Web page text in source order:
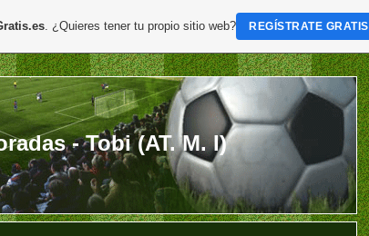
- Tobi (AT. M. I)
. ¿Quieres tener tu propio sitio web? REGÍSTRATE GRATIS